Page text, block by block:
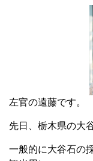
左官の遠藤です。
先日、栃木県の大
一般的に大谷石の